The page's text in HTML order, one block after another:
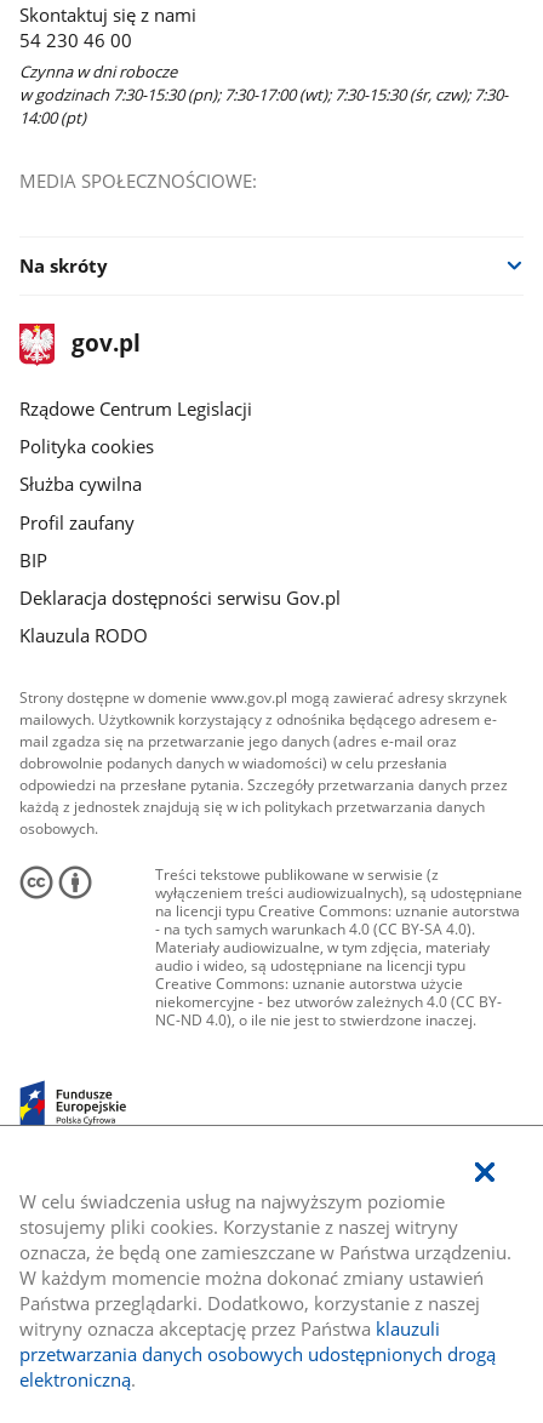
W celu świadczenia usług na najwyższym poziomie
stosujemy pliki cookies. Korzystanie z naszej witryny
oznacza, że będą one zamieszczane w Państwa urządzeniu.
W każdym momencie można dokonać zmiany ustawień
Państwa przeglądarki. Dodatkowo, korzystanie z naszej
witryny oznacza akceptację przez Państwa klauzuli
przetwarzania danych osobowych udostępnionych drogą
elektroniczną.
Skontaktuj się z nami
54 230 46 00
Czynna w dni robocze
w godzinach 7:30-15:30 (pn); 7:30-17:00 (wt); 7:30-15:30 (śr, czw); 7:30-
14:00 (pt)
MEDIA SPOŁECZNOŚCIOWE:
Na skróty
stopka
gov.plStrona
gov.pl
Rządowe Centrum Legislacji
Polityka cookies
Służba cywilna
Profil zaufany
BIP
Deklaracja dostępności serwisu Gov.pl
Klauzula RODO
Strony dostępne w domenie www.gov.pl mogą zawierać adresy skrzynek
mailowych. Użytkownik korzystający z odnośnika będącego adresem e-
mail zgadza się na przetwarzanie jego danych (adres e-mail oraz
dobrowolnie podanych danych w wiadomości) w celu przesłania
odpowiedzi na przesłane pytania. Szczegóły przetwarzania danych przez
każdą z jednostek znajdują się w ich politykach przetwarzania danych
osobowych.
Treści tekstowe publikowane w serwisie (z
wyłączeniem treści audiowizualnych), są udostępniane
na licencji typu Creative Commons: uznanie autorstwa
- na tych samych warunkach 4.0 (CC BY-SA 4.0).
Materiały audiowizualne, w tym zdjęcia, materiały
audio i wideo, są udostępniane na licencji typu
Creative Commons: uznanie autorstwa użycie
niekomercyjne - bez utworów zależnych 4.0 (CC BY-
NC-ND 4.0), o ile nie jest to stwierdzone inaczej.